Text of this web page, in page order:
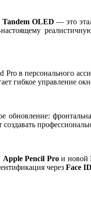
Tandem OLED — это
Pro в персонального
гибкое управление
обновление:
создавать
Apple Pencil Proи новой
через Face ID